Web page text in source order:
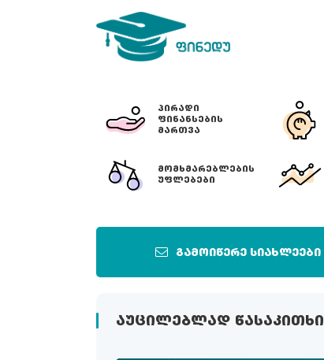
ᲞᲘᲠᲐᲓᲘ
ᲤᲘᲜᲐᲜᲡᲔᲑᲘᲡ
ᲛᲐᲠᲗᲕᲐ
ᲛᲝᲛᲮᲛᲐᲠᲔᲑᲚᲔᲑᲘᲡ
ᲣᲤᲚᲔᲑᲔᲑᲘ
გამოიწერე სიახლეები
ᲐᲣᲪᲘᲚᲔᲑᲚᲐᲓ ᲬᲐᲡᲐᲙᲘᲗᲮᲘ